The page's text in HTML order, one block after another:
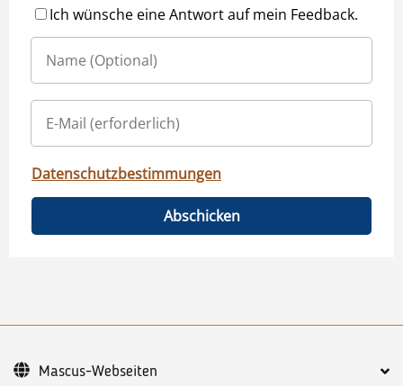
Ich wünsche eine Antwort auf mein Feedback.
Datenschutzbestimmungen
Abschicken
Mascus-Webseiten